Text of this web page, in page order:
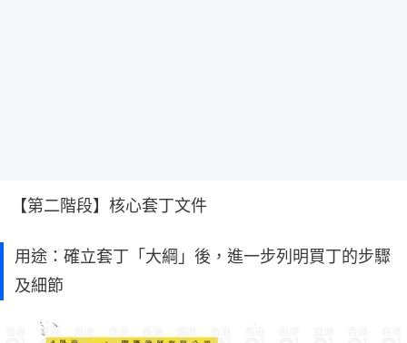
【第二階段】核心套丁文件
用途：確立套丁「大綱」後，進一步列明買丁的步驟
及細節